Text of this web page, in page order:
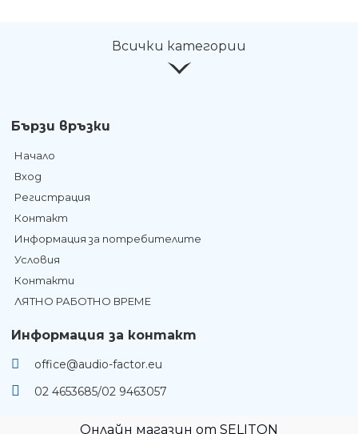
Всички категории
Бързи връзки
Начало
Вход
Регистрация
Контакт
Информация за потребителите
Условия
Контакти
ЛЯТНО РАБОТНО ВРЕМЕ
Информация за контакт
office@audio-factor.eu
02 4653685/02 9463057
Онлайн магазин от SELITON